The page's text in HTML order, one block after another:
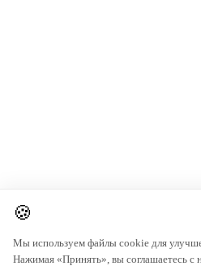
🍪
Мы используем файлы cookie для
Нажимая «Принять», вы соглашаетесь с